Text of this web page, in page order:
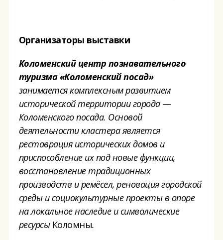
Организаторы выставки
Коломенский центр познавательного
туризма «Коломенский посад»
занимается комплексным развитием
исторической территории города —
Коломенского посада. Основой
деятельности кластера является
реставрация исторических домов и
приспособление их под новые функции,
восстановление традиционных
производств и ремёсел, реновация городской
среды и социокультурные проекты в опоре
налокальное наследие и символические
ресурсы Коломны.